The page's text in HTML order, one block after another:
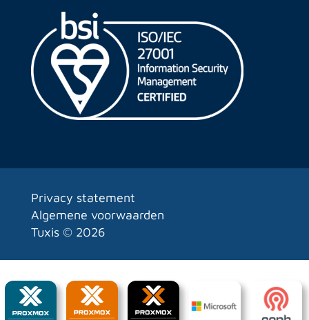
Privacy statement
Algemene voorwaarden
Tuxis © 2026